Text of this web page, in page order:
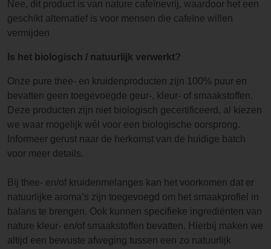
Nee, dit product is van nature cafeïnevrij, waardoor het een
geschikt alternatief is voor mensen die cafeïne willen
vermijden
Is het biologisch / natuurlijk verwerkt?
Onze pure thee- en kruidenproducten zijn 100% puur en
bevatten geen toegevoegde geur-, kleur- of smaakstoffen.
Deze producten zijn niet biologisch gecertificeerd, al kiezen
we waar mogelijk wél voor een biologische oorsprong.
Informeer gerust naar de herkomst van de huidige batch
voor meer details.
Bij thee- en/of kruidenmelanges kan het voorkomen dat er
natuurlijke aroma’s zijn toegevoegd om het smaakprofiel in
balans te brengen. Ook kunnen specifieke ingrediënten van
nature kleur- en/of smaakstoffen bevatten. Hierbij maken we
altijd een bewuste afweging tussen een zo natuurlijk